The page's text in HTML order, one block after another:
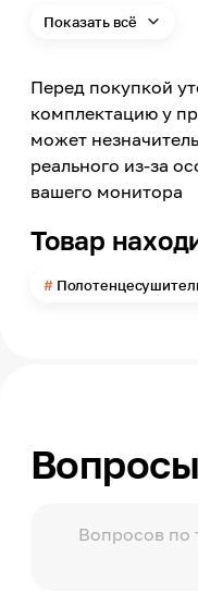
Конфигурация
Лесенка
Вставки
8 (4+4)
Наличие полки (полок)
Подключение
Межосевое расстояние
Размер (В*Ш*МО)
80*40*45
Показать всё
Перед покупкой
комплектацию у
может
реального из-за
вашего монитора
Товар
Вопросы
Вопросов по